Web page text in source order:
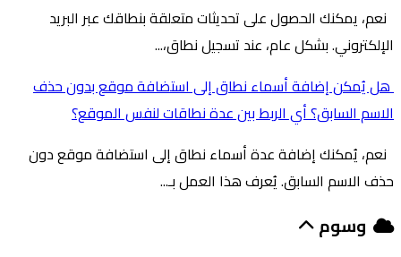
نعم، يمكنك الحصول على تحديثات متعلقة بنطاقك عبر البريد
الإلكتروني. بشكل عام، عند تسجيل نطاق،...
هل يُمكن إضافة أسماء نطاق إلى استضافة موقع بدون حذف
الاسم السابق؟ أي الربط بين عدة نطاقات لنفس الموقع؟
نعم، يُمكنك إضافة عدة أسماء نطاق إلى استضافة موقع دون
حذف الاسم السابق. يُعرف هذا العمل بـ...
وسوم